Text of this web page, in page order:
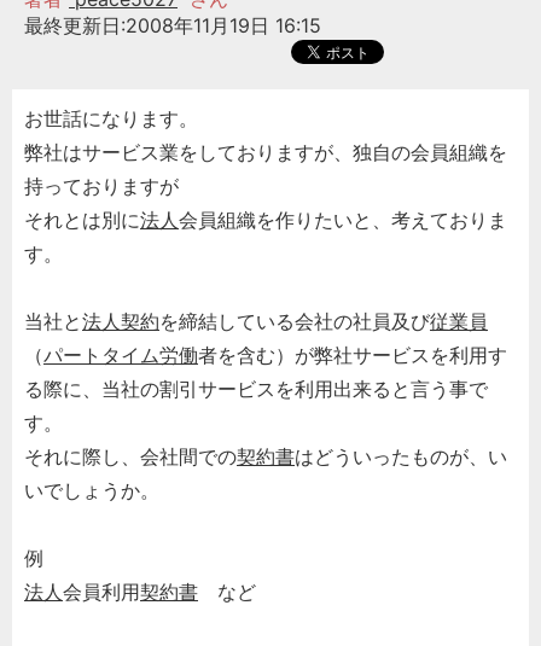
最終更新日:2008年11月19日 16:15
お世話になります。
弊社はサービス業をしておりますが、独自の会員組織を
持っておりますが
それとは別に法人会員組織を作りたいと、考えておりま
す。
当社と法人契約を締結している会社の社員及び従業員
（パートタイム労働者を含む）が弊社サービスを利用す
る際に、当社の割引サービスを利用出来ると言う事で
す。
それに際し、会社間での契約書はどういったものが、い
いでしょうか。
例
法人会員利用契約書 など